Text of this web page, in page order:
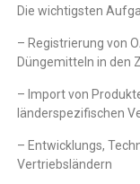
Die wichtigsten
– Registrierung von
Düngemitteln in den
– Import von
länderspezifischen
– Entwicklungs,
Vertriebsländern